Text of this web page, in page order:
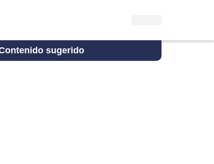
sugerido